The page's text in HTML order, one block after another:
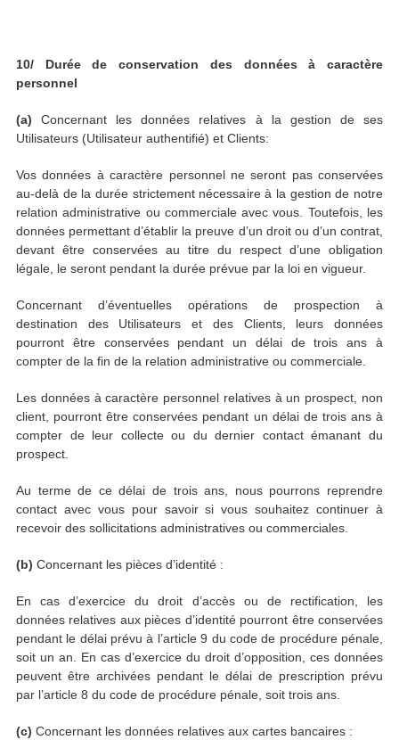
10/ Durée de conservation des données à caractère
personnel
(a) Concernant les données relatives à la gestion de ses
Utilisateurs (Utilisateur authentifié) et Clients:
Vos données à caractère personnel ne seront pas conservées
au-delà de la durée strictement nécessaire à la gestion de notre
relation administrative ou commerciale avec vous. Toutefois, les
données permettant d’établir la preuve d’un droit ou d’un contrat,
devant être conservées au titre du respect d’une obligation
légale, le seront pendant la durée prévue par la loi en vigueur.
Concernant d’éventuelles opérations de prospection à
destination des Utilisateurs et des Clients, leurs données
pourront être conservées pendant un délai de trois ans à
compter de la fin de la relation administrative ou commerciale.
Les données à caractère personnel relatives à un prospect, non
client, pourront être conservées pendant un délai de trois ans à
compter de leur collecte ou du dernier contact émanant du
prospect.
Au terme de ce délai de trois ans, nous pourrons reprendre
contact avec vous pour savoir si vous souhaitez continuer à
recevoir des sollicitations administratives ou commerciales.
(b) Concernant les pièces d’identité :
En cas d’exercice du droit d’accès ou de rectification, les
données relatives aux pièces d’identité pourront être conservées
pendant le délai prévu à l’article 9 du code de procédure pénale,
soit un an. En cas d’exercice du droit d’opposition, ces données
peuvent être archivées pendant le délai de prescription prévu
par l’article 8 du code de procédure pénale, soit trois ans.
(c) Concernant les données relatives aux cartes bancaires :